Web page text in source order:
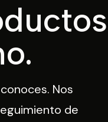
Nos
de